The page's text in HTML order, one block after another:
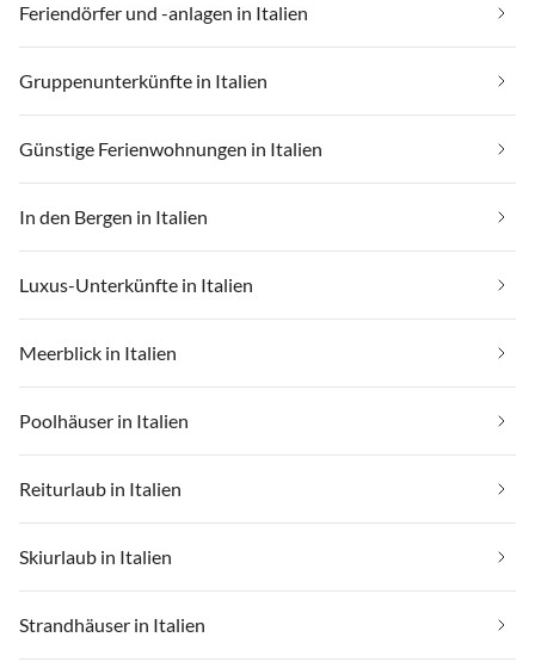
Feriendörfer und -anlagen in Italien
Gruppenunterkünfte in Italien
Günstige Ferienwohnungen in Italien
In den Bergen in Italien
Luxus-Unterkünfte in Italien
Meerblick in Italien
Poolhäuser in Italien
Reiturlaub in Italien
Skiurlaub in Italien
Strandhäuser in Italien